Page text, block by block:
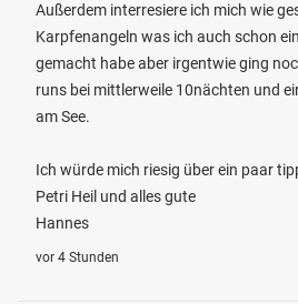
Außerdem interresiere ich mich wie
Karpfenangeln was ich auch schon
gemacht habe aber irgentwie ging
runs bei mittlerweile 10nächten und
am See.
Ich würde mich riesig über ein paar
Petri Heil und alles gute
Hannes
vor 4 Stunden